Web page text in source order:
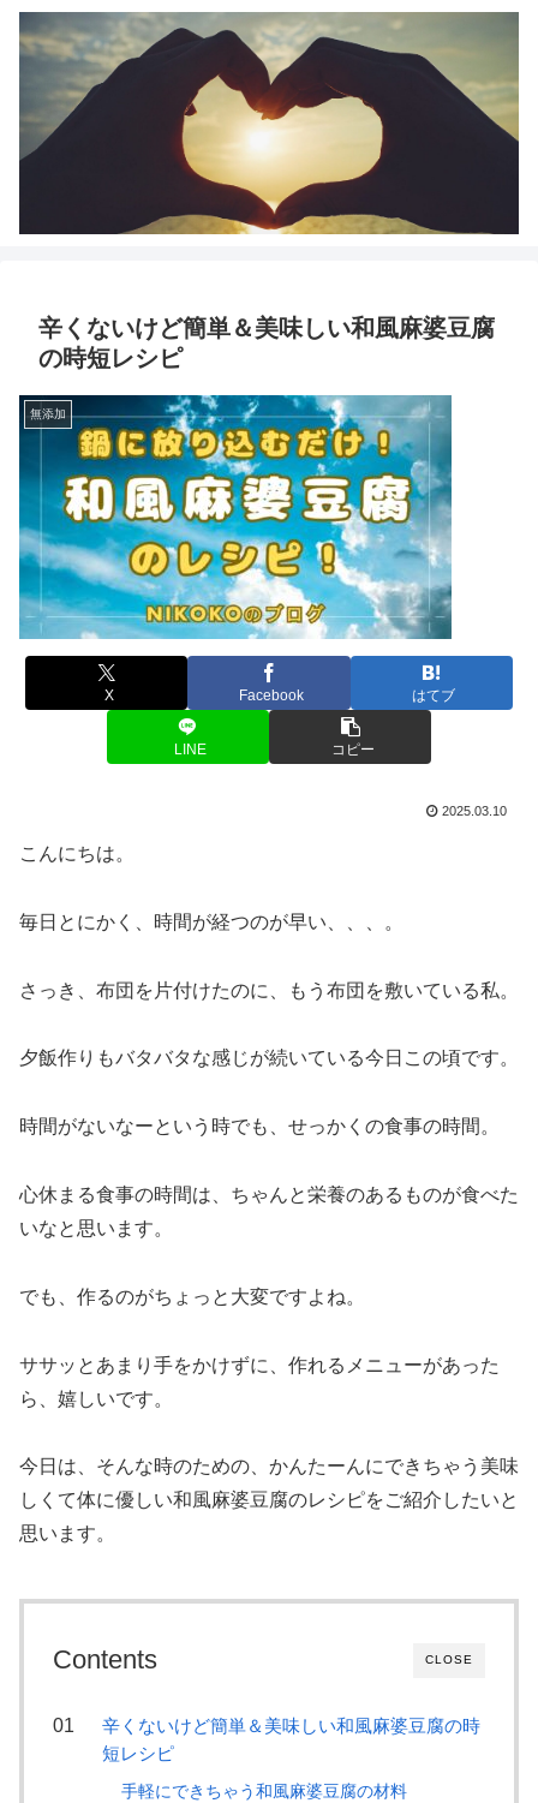
辛くないけど簡単＆美味しい和風麻婆豆腐
の時短レシピ
無添加
X Facebook はてブ
LINE コピー
2025.03.10
こんにちは。
毎日とにかく、時間が経つのが早い、、、。
さっき、布団を片付けたのに、もう布団を敷いている私。
夕飯作りもバタバタな感じが続いている今日この頃です。
時間がないなーという時でも、せっかくの食事の時間。
心休まる食事の時間は、ちゃんと栄養のあるものが食べた
いなと思います。
でも、作るのがちょっと大変ですよね。
ササッとあまり手をかけずに、作れるメニューがあった
ら、嬉しいです。
今日は、そんな時のための、かんたーんにできちゃう美味
しくて体に優しい和風麻婆豆腐のレシピをご紹介したいと
思います。
CLOSE
Contents
辛くないけど簡単＆美味しい和風麻婆豆腐の時
短レシピ
手軽にできちゃう和風麻婆豆腐の材料